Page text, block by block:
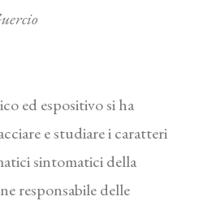
ed espositivo si ha
e studiare i caratteri
sintomatici della
responsabile delle